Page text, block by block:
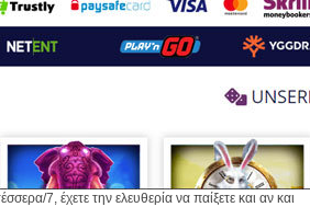
7, έχετε την ελευθερία να παίξετε και αν και